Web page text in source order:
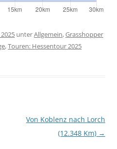
2025 unterAllgemein,Grasshopper
,Touren: Hessentour 2025
Von Koblenz nach Lorch
(12.348 Km) →